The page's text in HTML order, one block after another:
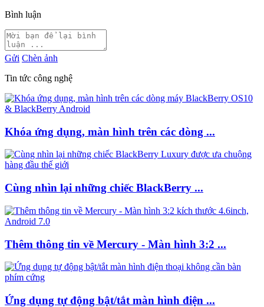
Bình luận
Gửi Chèn ảnh
Tin tức công nghệ
Khóa ứng dụng, màn hình trên các dòng ...
Cùng nhìn lại những chiếc BlackBerry ...
Thêm thông tin về Mercury - Màn hình 3:2 ...
Ứng dụng tự động bật/tắt màn hình điện ...